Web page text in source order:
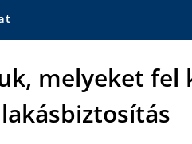
melyeket
lakásbiztosítás